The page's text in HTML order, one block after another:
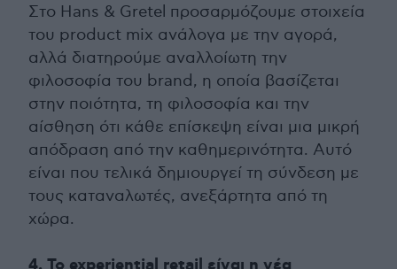
Στο Hans & Gretel προσαρμόζουμε στοιχεία
του product mix ανάλογα με την αγορά,
αλλά διατηρούμε αναλλοίωτη την
φιλοσοφία του brand, η οποία βασίζεται
στην ποιότητα, τη φιλοσοφία και την
αίσθηση ότι κάθε επίσκεψη είναι μια μικρή
απόδραση από την καθημερινότητα. Αυτό
είναι που τελικά δημιουργεί τη σύνδεση με
τους καταναλωτές, ανεξάρτητα από τη
χώρα.